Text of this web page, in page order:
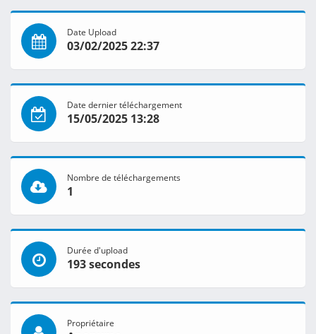
Date Upload
03/02/2025 22:37
Date dernier téléchargement
15/05/2025 13:28
Nombre de téléchargements
1
Durée d'upload
193 secondes
Propriétaire